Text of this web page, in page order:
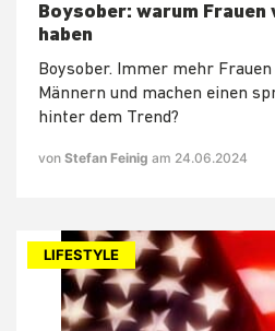
Boysober: warum Frauen
haben
Boysober. Immer mehr
Männern und machen einen
hinter dem Trend?
von Stefan Feinig am 24.06.2024
LIFESTYLE